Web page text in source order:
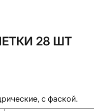
28 ШТ
с фаской.